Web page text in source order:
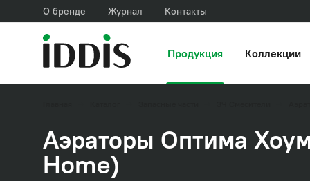
О бренде Журнал Контакты
Продукция Коллекции
Аэраторы Оптима
Home)